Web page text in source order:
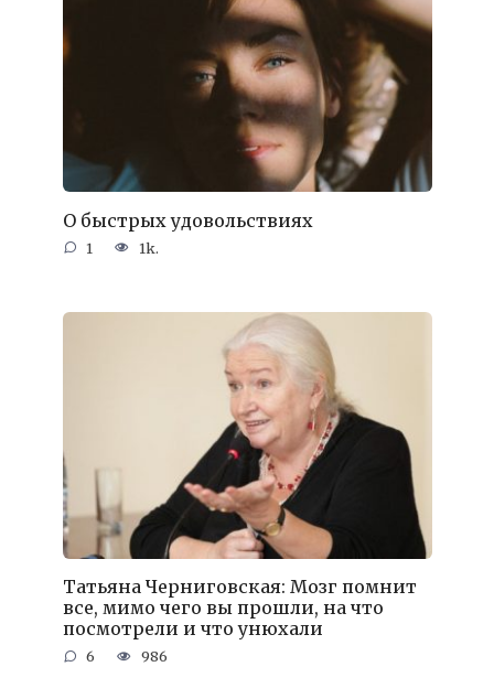
О быстрых удовольствиях
1 1k.
Татьяна Черниговская: Мозг помнит
все, мимо чего вы прошли, на что
посмотрели и что унюхали
6 986